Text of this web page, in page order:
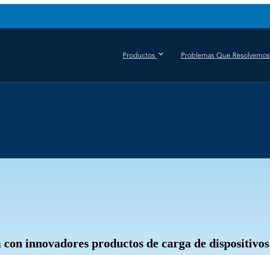
Productos Problemas Que Resolvemos
innovadores productos de carga de dispositivos